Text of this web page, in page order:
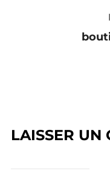
LAISSER UN